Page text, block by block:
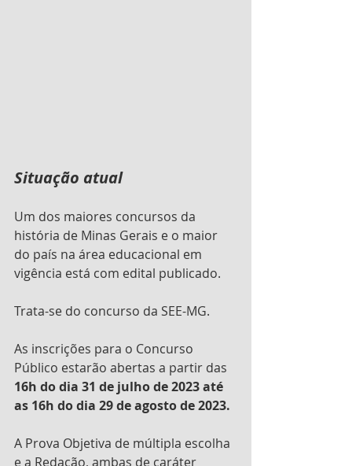
Situação atual
Um dos maiores concursos da
história de Minas Gerais e o maior
do país na área educacional em
vigência está com edital publicado.
Trata-se do concurso da SEE-MG.
As inscrições para o Concurso
Público estarão abertas a partir das
16h do dia 31 de julho de 2023 até
as 16h do dia 29 de agosto de 2023.
A Prova Objetiva de múltipla escolha
e a Redação, ambas de caráter